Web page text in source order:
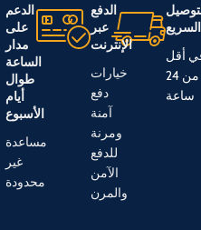
السريع
أقل
من 24
ساعة
الدفع
عبر
الإنترنت
خيارات
دفع
آمنة
ومرنة
للدفع
الآمن
والمرن
الدعم
على
مدار
الساعة
طوال
أيام
الأسبوع
مساعدة
غير
محدودة